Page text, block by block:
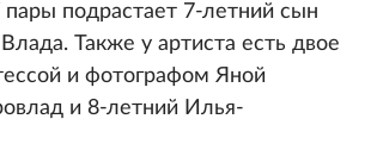
подрастает 7-летний сын
Также у артиста есть двое
и фотографом Яной
и 8-летний Илья-